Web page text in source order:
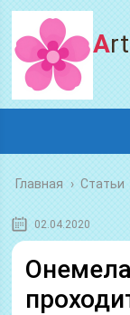
Главная › Статьи
02.04.2020